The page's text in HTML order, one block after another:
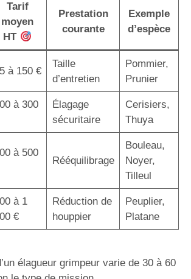
Tarif
moyen
HT
Prestation
courante
Exemple
d’espèce
à 150 €
Taille
d’entretien
Pommier,
Prunier
à 300
Élagage
sécuritaire
Cerisiers,
Thuya
à 500
Rééquilibrage
Bouleau,
Noyer,
Tilleul
à 1
€
Réduction de
houppier
Peuplier,
Platane
élagueur grimpeur varie de 30 à 60